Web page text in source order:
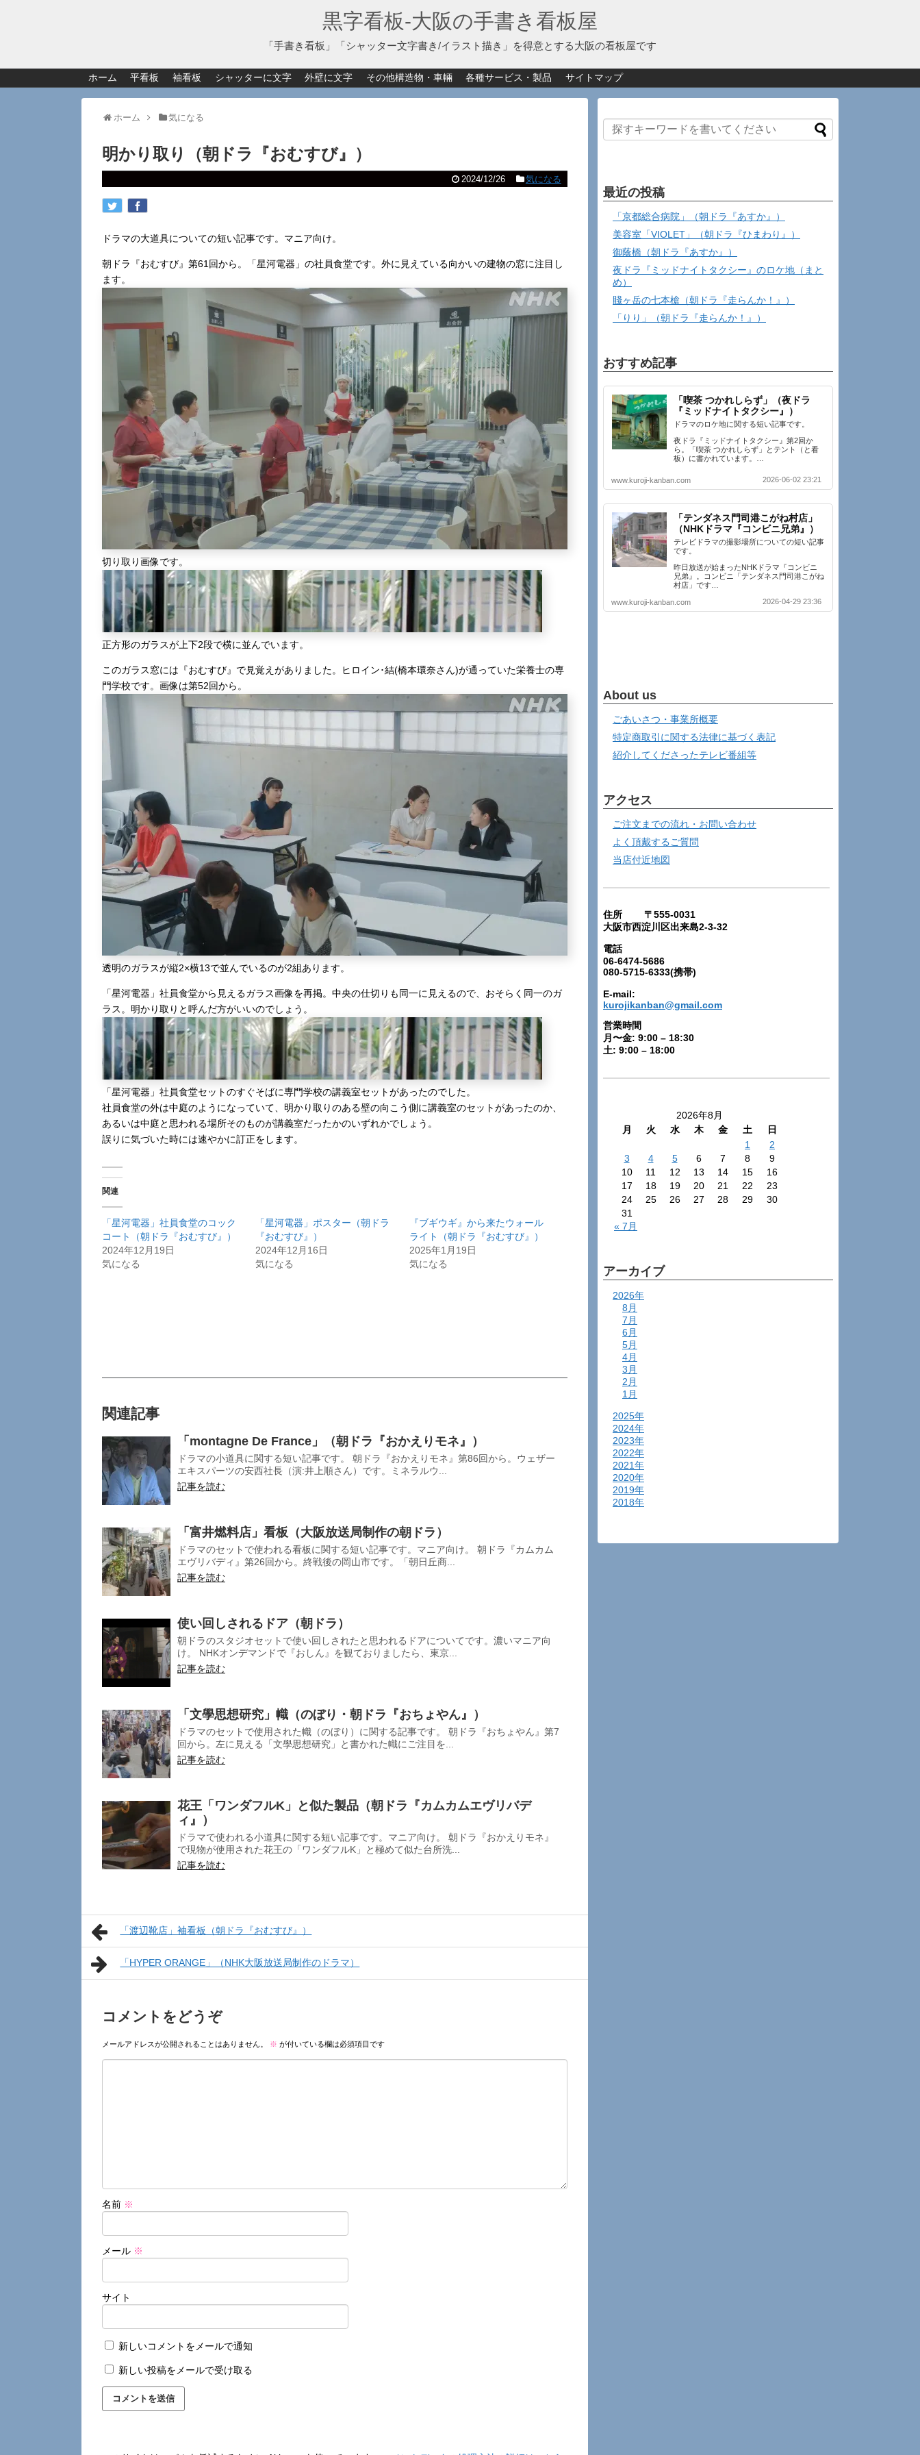
黒字看板‐大阪の手書き看板屋
「手書き看板」「シャッター文字書き/イラスト描き」を得意とする大阪の看板屋です
ホーム 平看板 袖看板 シャッターに文字 外壁に文字 その他構造物・車輛 各種サービス・製品 サイトマップ
ホーム 気になる
明かり取り（朝ドラ『おむすび』）
2024/12/26 気になる
ドラマの大道具についての短い記事です。マニア向け。
朝ドラ『おむすび』第61回から。「星河電器」の社員食堂です。外に見えている向かいの建物の窓に注目し
ます。
切り取り画像です。
正方形のガラスが上下2段で横に並んでいます。
このガラス窓には『おむすび』で見覚えがありました。ヒロイン･結(橋本環奈さん)が通っていた栄養士の専
門学校です。画像は第52回から。
透明のガラスが縦2×横13で並んでいるのが2組あります。
「星河電器」社員食堂から見えるガラス画像を再掲。中央の仕切りも同一に見えるので、おそらく同一のガ
ラス。明かり取りと呼んだ方がいいのでしょう。
「星河電器」社員食堂セットのすぐそばに専門学校の講義室セットがあったのでした。
社員食堂の外は中庭のようになっていて、明かり取りのある壁の向こう側に講義室のセットがあったのか、
あるいは中庭と思われる場所そのものが講義室だったかのいずれかでしょう。
誤りに気づいた時には速やかに訂正をします。
関連
「星河電器」社員食堂のコック
コート（朝ドラ『おむすび』）
2024年12月19日
気になる
「星河電器」ポスター（朝ドラ
『おむすび』）
2024年12月16日
気になる
『ブギウギ』から来たウォール
ライト（朝ドラ『おむすび』）
2025年1月19日
気になる
関連記事
「montagne De France」（朝ドラ『おかえりモネ』）
ドラマの小道具に関する短い記事です。 朝ドラ『おかえりモネ』第86回から。ウェザー
エキスパーツの安西社長（演:井上順さん）です。ミネラルウ...
記事を読む
「富井燃料店」看板（大阪放送局制作の朝ドラ）
ドラマのセットで使われる看板に関する短い記事です。マニア向け。 朝ドラ『カムカム
エヴリバディ』第26回から。終戦後の岡山市です。「朝日丘商...
記事を読む
使い回しされるドア（朝ドラ）
朝ドラのスタジオセットで使い回しされたと思われるドアについてです。濃いマニア向
け。 NHKオンデマンドで『おしん』を観ておりましたら、東京...
記事を読む
「文學思想研究」幟（のぼり・朝ドラ『おちょやん』）
ドラマのセットで使用された幟（のぼり）に関する記事です。 朝ドラ『おちょやん』第7
回から。左に見える「文學思想研究」と書かれた幟にご注目を...
記事を読む
花王「ワンダフルK」と似た製品（朝ドラ『カムカムエヴリバデ
ィ』）
ドラマで使われる小道具に関する短い記事です。マニア向け。 朝ドラ『おかえりモネ』
で現物が使用された花王の「ワンダフルK」と極めて似た台所洗...
記事を読む
「渡辺靴店」袖看板（朝ドラ『おむすび』）
「HYPER ORANGE」（NHK大阪放送局制作のドラマ）
コメントをどうぞ
メールアドレスが公開されることはありません。 ※ が付いている欄は必須項目です
名前 ※
メール ※
サイト
新しいコメントをメールで通知
新しい投稿をメールで受け取る
最近の投稿
「京都総合病院」（朝ドラ『あすか』）
美容室「VIOLET」（朝ドラ『ひまわり』）
御蔭橋（朝ドラ『あすか』）
夜ドラ『ミッドナイトタクシー』のロケ地（まと
め）
賤ヶ岳の七本槍（朝ドラ『走らんか！』）
「りり」（朝ドラ『走らんか！』）
おすすめ記事
「喫茶 つかれしらず」（夜ドラ
『ミッドナイトタクシー』）
ドラマのロケ地に関する短い記事です。
夜ドラ『ミッドナイトタクシー』第2回か
ら。「喫茶 つかれしらず」とテント（と看
板）に書かれています。…
www.kuroji-kanban.com 2026-06-02 23:21
「テンダネス門司港こがね村店」
（NHKドラマ『コンビニ兄弟』）
テレビドラマの撮影場所についての短い記事
です。
昨日放送が始まったNHKドラマ『コンビニ
兄弟』。コンビニ「テンダネス門司港こがね
村店」です…
www.kuroji-kanban.com 2026-04-29 23:36
About us
ごあいさつ・事業所概要
特定商取引に関する法律に基づく表記
紹介してくださったテレビ番組等
アクセス
ご注文までの流れ・お問い合わせ
よく頂戴するご質問
当店付近地図
住所 〒555-0031
大阪市西淀川区出来島2-3-32
電話
06-6474-5686
080-5715-6333(携帯)
E-mail:
kurojikanban@gmail.com
営業時間
月〜金: 9:00 – 18:30
土: 9:00 – 18:00
2026年8月
月
火 水 木 金 土
日
1
2
3
4 5 6 7 8
9
10
11 12 13 14 15
16
17
18 19 20 21 22
23
24
25 26 27 28 29
30
31
« 7月
アーカイブ
2026年
8月
7月
6月
5月
4月
3月
2月
1月
2025年
2024年
2023年
2022年
2021年
2020年
2019年
2018年